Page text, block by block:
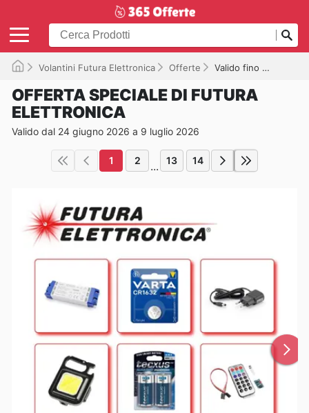
Volantini Futura Elettronica Offerte Valido fino a 09/07/2026
OFFERTA SPECIALE DI FUTURA
ELETTRONICA
Valido dal 24 giugno 2026 a 9 luglio 2026
1 2 ... 13 14